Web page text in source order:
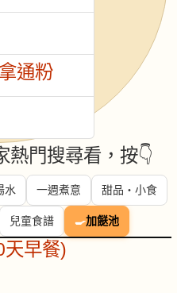
通粉
熱門搜尋看，按👇
水 一週煮意 甜品・小食
兒童食譜 🍳加餸池
天早餐)